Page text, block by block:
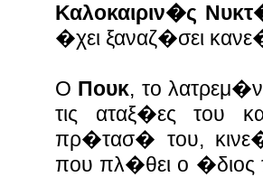
Καλοκαιριν�ς
�χει ξαναζ�σει
Ο Πουκ, το
τις αταξ�ες του
πρ�τασ� του,
που πλ�θει ο �διος